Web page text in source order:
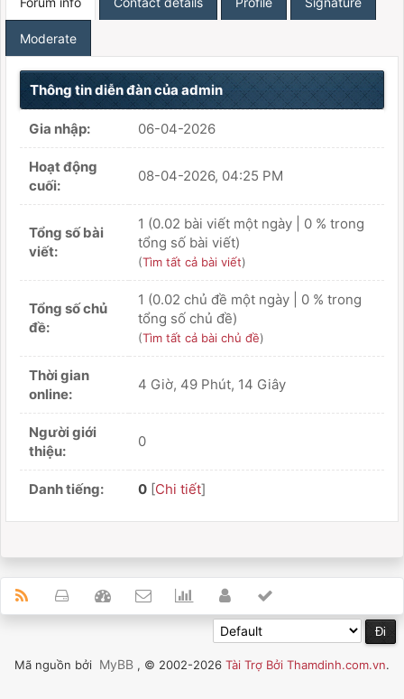
Moderate
Thông tin diễn đàn của admin
Gia nhập: 06-04-2026
Hoạt động
cuối:
08-04-2026, 04:25 PM
Tổng số bài
viết:
1 (0.02 bài viết một ngày | 0 % trong
tổng số bài viết)
(Tìm tất cả bài viết)
Tổng số chủ
đề:
1 (0.02 chủ đề một ngày | 0 % trong
tổng số chủ đề)
(Tìm tất cả bài chủ đề)
Thời gian
online:
4 Giờ, 49 Phút, 14 Giây
Người giới
thiệu:
0
Danh tiếng: 0 [Chi tiết]
Mã nguồn bởi MyBB , © 2002-2026 Tài Trợ Bởi Thamdinh.com.vn.